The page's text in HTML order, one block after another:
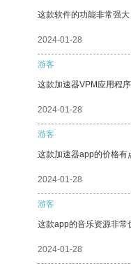
这款软件的功能非常强大
2024-01-28
游客
这款加速器VPM应用程
2024-01-28
游客
这款加速器app的价格有
2024-01-28
游客
这款app的音乐资源非常
2024-01-28